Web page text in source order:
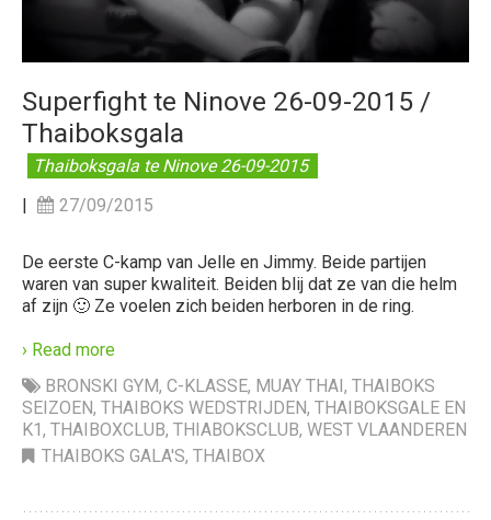
Superfight te Ninove 26-09-2015 /
Thaiboksgala
Thaiboksgala te Ninove 26-09-2015
|
27/09/2015
De eerste C-kamp van Jelle en Jimmy. Beide partijen
waren van super kwaliteit. Beiden blij dat ze van die helm
af zijn 🙂 Ze voelen zich beiden herboren in de ring.
› Read more
BRONSKI GYM, C-KLASSE, MUAY THAI, THAIBOKS
SEIZOEN, THAIBOKS WEDSTRIJDEN, THAIBOKSGALE EN
K1, THAIBOXCLUB, THIABOKSCLUB, WEST VLAANDEREN
THAIBOKS GALA'S, THAIBOX